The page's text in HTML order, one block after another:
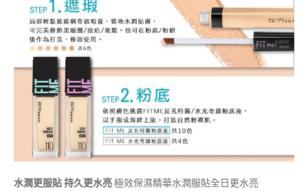
水潤更服貼 持久更水亮極效保濕精華水潤服貼全日更水亮